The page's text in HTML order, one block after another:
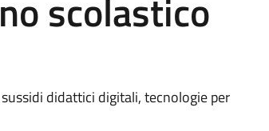
scolastico
didattici digitali, tecnologie per